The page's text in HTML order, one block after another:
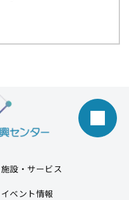
施設・サービス
イベント情報